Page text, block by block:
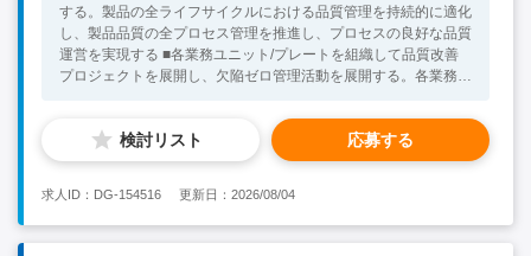
する。製品の全ライフサイクルにおける品質管理を持続的に適化
し、製品品質の全プロセス管理を推進し、プロセスの良好な品質
運営を実現する ■各業務ユニット/プレートを組織して品質改善
プロジェクトを展開し、欠陥ゼロ管理活動を展開する。各業務ユ
確保する ■品質工具の訓練、実施及び改善 【魅力】 ★年四回帰
省交通費は会社負担！ ★無料食堂・送迎車あり、住宅は会社負
担！ 【必須条件】 ■中国就労ビザ基準を満たした方 ■中国語準ビ
業界経験者 ■8年以上品質管理経験あり ■品質管理システムを熟
知する 【求める人物像】 ■責任感のある方 ■協調性のある方
★30代～60代の方が活躍中！ ※キーワード：中国日系企業就
検討リスト 応募する
求人ID：DG-154516 更新日：2026/08/04